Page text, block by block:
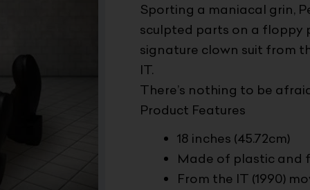
Sporting a maniacal grin,
sculpted parts on a floppy
signature clown suit from
IT.
There’s nothing to be
Product Features
18 inches (45.72cm)
Made of plastic and
From the IT (1990)